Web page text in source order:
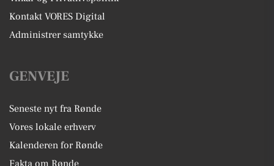
Kontakt VORES Digital
Administrer samtykke
GENVEJE
Seneste nyt fra Rønde
Vores lokale erhverv
Kalenderen for Rønde